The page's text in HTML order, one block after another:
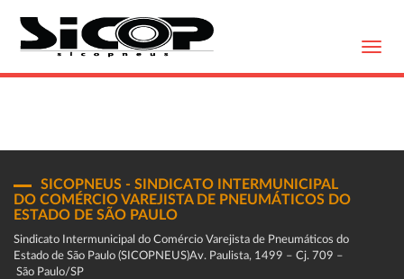
SICOPNEUS - SINDICATO INTERMUNICIPAL
DO COMÉRCIO VAREJISTA DE PNEUMÁTICOS DO
ESTADO DE SÃO PAULO
Sindicato Intermunicipal do Comércio Varejista de Pneumáticos do
Estado de São Paulo (SICOPNEUS)Av. Paulista, 1499 – Cj. 709 –
São Paulo/SP